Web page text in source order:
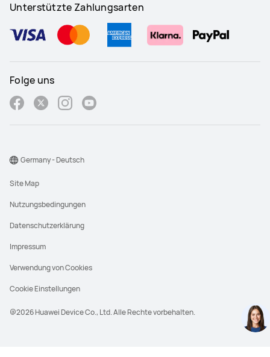
Unterstützte Zahlungsarten
Folge uns
@2026 Huawei Device Co., Ltd. Alle Rechte vorbehalten.
Site Map
Nutzungsbedingungen
Datenschutzerklärung
Impressum
Verwendung von Cookies
Cookie Einstellungen
Germany - Deutsch